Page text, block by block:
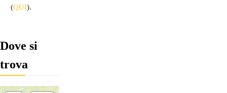
(QUI).
Dove si
trova